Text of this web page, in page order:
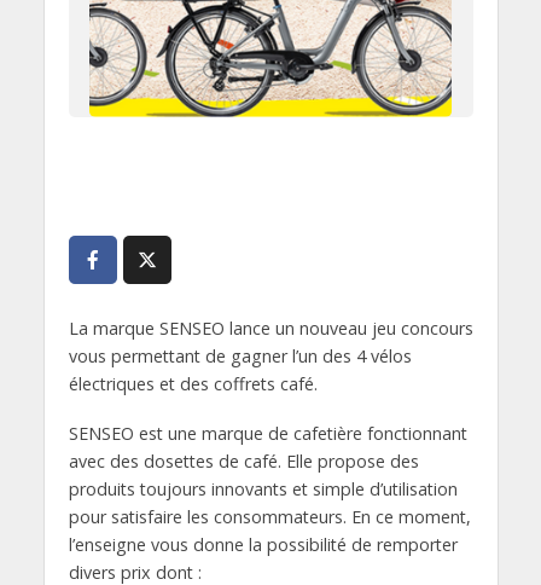
La marque SENSEO lance un nouveau jeu concours
vous permettant de gagner l’un des 4 vélos
électriques et des coffrets café.
SENSEO est une marque de cafetière fonctionnant
avec des dosettes de café. Elle propose des
produits toujours innovants et simple d’utilisation
pour satisfaire les consommateurs. En ce moment,
l’enseigne vous donne la possibilité de remporter
divers prix dont :